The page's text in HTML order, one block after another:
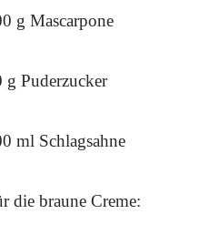
g Mascarpone
g Puderzucker
ml Schlagsahne
die braune Creme: